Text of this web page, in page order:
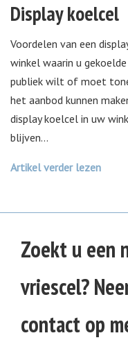
Display koelcel
Voordelen van een
winkel waarin u
publiek wilt of moet
het aanbod kunnen
display koelcel in uw
blijven...
Artikel verder lezen
Zoekt u een
vriescel?
contact op